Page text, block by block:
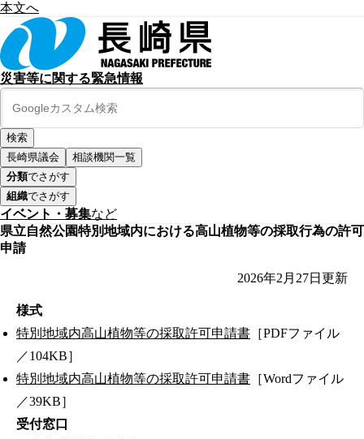
本文へ
災害等に関する緊急情報
長崎県議会
相談機関一覧
分類でさがす
組織でさがす
イベント・募集など
県立自然公園特別地域内における高山植物等の採取行為の許可
申請
2026年2月27日 更新
様式
特別地域内高山植物等の採取許可申請書 ［PDFファイル
／104KB］
特別地域内高山植物等の採取許可申請書 ［Wordファイル
／39KB］
受付窓口